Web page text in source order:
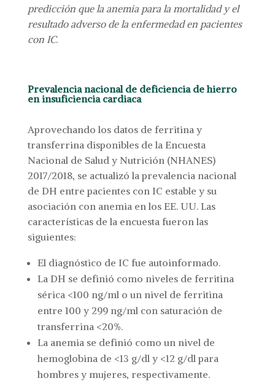
predicción que la anemia para la mortalidad y el
resultado adverso de la enfermedad en pacientes
con IC.
Prevalencia nacional de deficiencia de hierro
en insuficiencia cardiaca
Aprovechando los datos de ferritina y
transferrina disponibles de la Encuesta
Nacional de Salud y Nutrición (NHANES)
2017/2018, se actualizó la prevalencia nacional
de DH entre pacientes con IC estable y su
asociación con anemia en los EE. UU. Las
características de la encuesta fueron las
siguientes:
El diagnóstico de IC fue autoinformado.
La DH se definió como niveles de ferritina
sérica <100 ng/ml o un nivel de ferritina
entre 100 y 299 ng/ml con saturación de
transferrina <20%.
La anemia se definió como un nivel de
hemoglobina de <13 g/dl y <12 g/dl para
hombres y mujeres, respectivamente.